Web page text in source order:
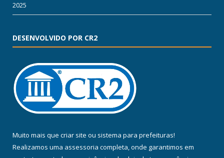
2025
DESENVOLVIDO POR CR2
Muito mais que criar site ou sistema para prefeituras!
Realizamos uma assessoria completa, onde garantimos em